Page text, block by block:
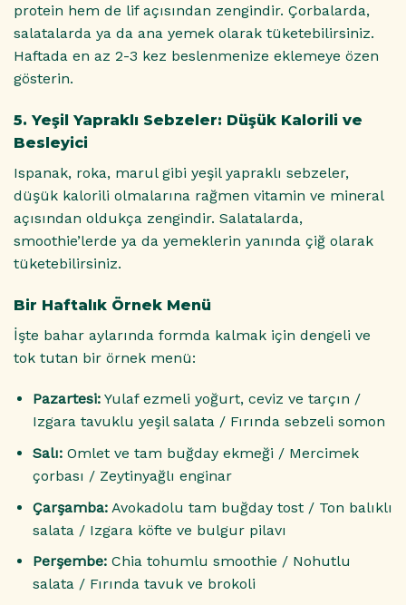
protein hem de lif açısından zengindir. Çorbalarda,
salatalarda ya da ana yemek olarak tüketebilirsiniz.
Haftada en az 2-3 kez beslenmenize eklemeye özen
gösterin.
5. Yeşil Yapraklı Sebzeler: Düşük Kalorili ve
Besleyici
Ispanak, roka, marul gibi yeşil yapraklı sebzeler,
düşük kalorili olmalarına rağmen vitamin ve mineral
açısından oldukça zengindir. Salatalarda,
smoothie’lerde ya da yemeklerin yanında çiğ olarak
tüketebilirsiniz.
Bir Haftalık Örnek Menü
İşte bahar aylarında formda kalmak için dengeli ve
tok tutan bir örnek menü:
Pazartesi:Yulaf ezmeli yoğurt, ceviz ve tarçın /
Izgara tavuklu yeşil salata / Fırında sebzeli somon
Salı:Omlet ve tam buğday ekmeği / Mercimek
çorbası / Zeytinyağlı enginar
Çarşamba:Avokadolu tam buğday tost / Ton balıklı
salata / Izgara köfte ve bulgur pilavı
Perşembe:Chia tohumlu smoothie / Nohutlu
salata / Fırında tavuk ve brokoli